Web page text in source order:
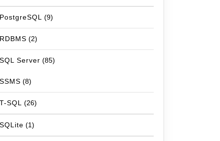
PostgreSQL (9)
RDBMS (2)
SQL Server (85)
SSMS (8)
T-SQL (26)
SQLite (1)